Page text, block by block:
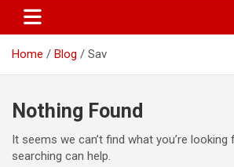
Home Blog Sav
Nothing Found
It seems we can’t find what you’re looking
searching can help.